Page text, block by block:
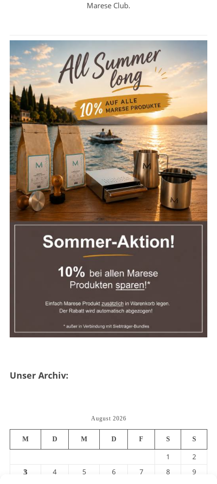
Marese Club.
Unser Archiv:
August 2026
M D M D F S S
1 2
3 4 5 6 7 8
9